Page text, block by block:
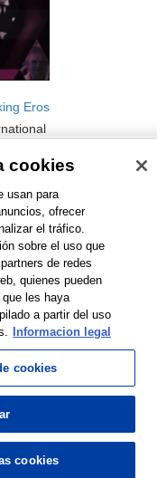
Eros
1 of 1 >
cookies
usan para
ofrecer
el tráfico.
sobre el uso que
de redes
quienes pueden
les haya
a partir del uso
Informacion legal
cookies
cookies